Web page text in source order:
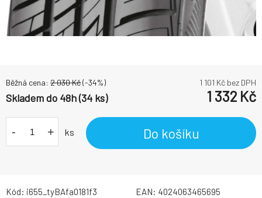
Běžná cena: 2 030Kč(-34%) 1 101 Kč bez DPH
Skladem do 48h (34 ks) 1 332 Kč
- + ks Do košíku
Kód: i655_tyBAfa0181f3 EAN: 4024063465695